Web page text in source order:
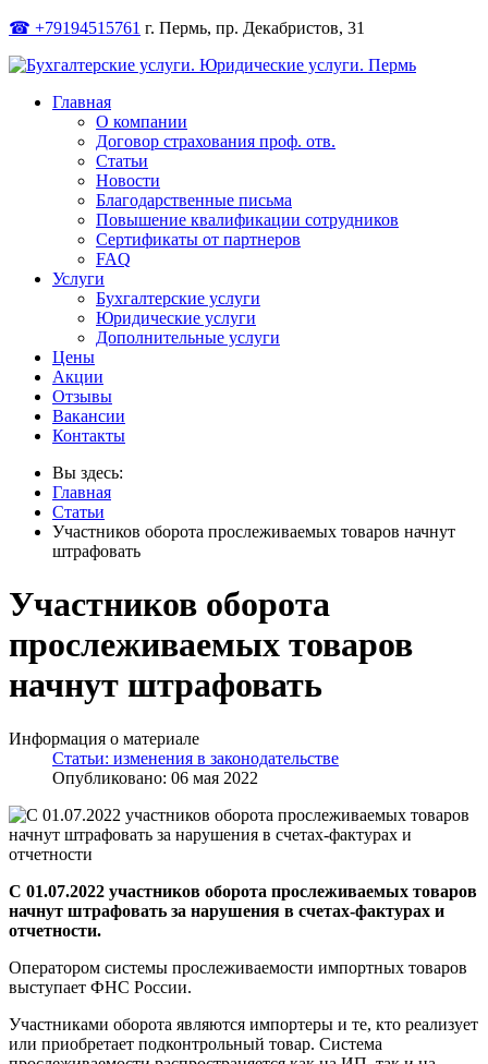
☎ +79194515761 г. Пермь, пр. Декабристов, 31
Главная
О компании
Договор страхования проф. отв.
Статьи
Новости
Благодарственные письма
Повышение квалификации сотрудников
Сертификаты от партнеров
FAQ
Услуги
Бухгалтерские услуги
Юридические услуги
Дополнительные услуги
Цены
Акции
Отзывы
Вакансии
Контакты
Вы здесь:
Главная
Статьи
Участников оборота прослеживаемых товаров начнут
штрафовать
Участников оборота
прослеживаемых товаров
начнут штрафовать
Информация о материале
Статьи: изменения в законодательстве
Опубликовано: 06 мая 2022
С 01.07.2022 участников оборота прослеживаемых товаров
начнут штрафовать за нарушения в счетах-фактурах и
отчетности.
Оператором системы прослеживаемости импортных товаров
выступает ФНС России.
Участниками оборота являются импортеры и те, кто реализует
или приобретает подконтрольный товар. Система